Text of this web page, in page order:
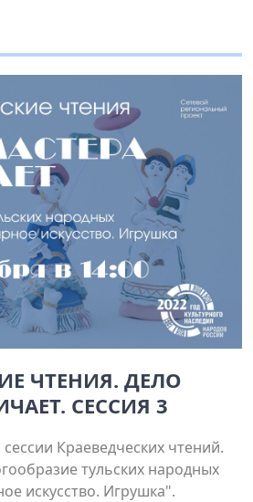
ЧТЕНИЯ. ДЕЛО
СЕССИЯ 3
Краеведческих чтений.
тульских народных
искусство. Игрушка".